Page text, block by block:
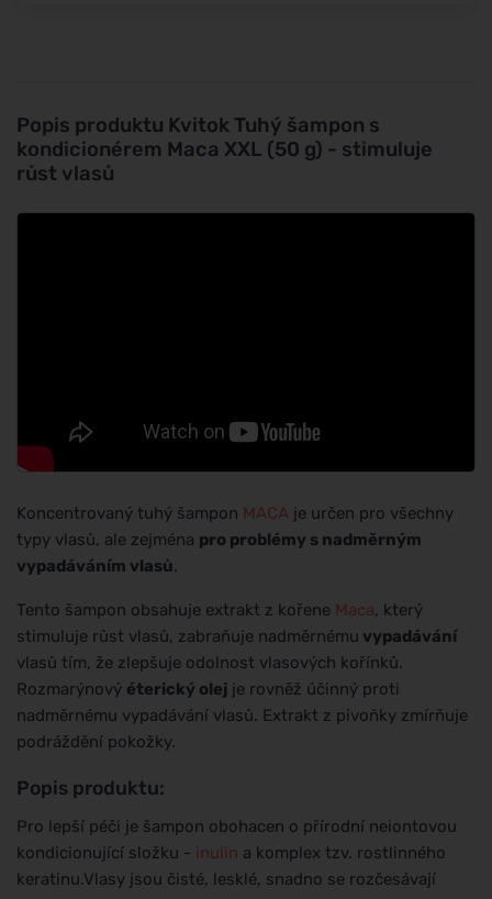
Popis produktu Kvitok Tuhý šampon s
kondicionérem Maca XXL (50 g) - stimuluje
růst vlasů
Koncentrovaný tuhý šampon MACA je určen pro všechny
typy vlasů, ale zejména pro problémy s nadměrným
vypadáváním vlasů.
Tento šampon obsahuje extrakt z kořene Maca, který
stimuluje růst vlasů, zabraňuje nadměrnému vypadávání
vlasů tím, že zlepšuje odolnost vlasových kořínků.
Rozmarýnový éterický olej je rovněž účinný proti
nadměrnému vypadávání vlasů. Extrakt z pivoňky zmírňuje
podráždění pokožky.
Popis produktu:
Pro lepší péči je šampon obohacen o přírodní neiontovou
kondicionující složku - inulin a komplex tzv. rostlinného
keratinu.Vlasy jsou čisté, lesklé, snadno se rozčesávají